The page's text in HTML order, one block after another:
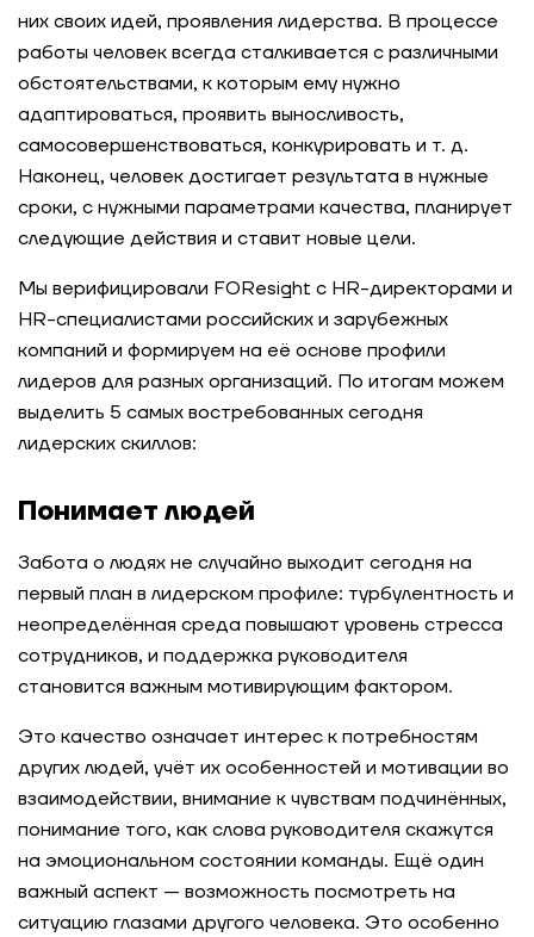
них своих идей, проявления лидерства. В процессе
работы человек всегда сталкивается с различными
обстоятельствами, к которым ему нужно
адаптироваться, проявить выносливость,
самосовершенствоваться, конкурировать и т. д.
Наконец, человек достигает результата в нужные
сроки, с нужными параметрами качества, планирует
следующие действия и ставит новые цели.
Мы верифицировали FOResight с HR-директорами и
HR-специалистами российских и зарубежных
компаний и формируем на её основе профили
лидеров для разных организаций. По итогам можем
выделить 5 самых востребованных сегодня
лидерских скиллов:
Понимает людей
Забота о людях не случайно выходит сегодня на
первый план в лидерском профиле: турбулентность и
неопределённая среда повышают уровень стресса
сотрудников, и поддержка руководителя
становится важным мотивирующим фактором.
Это качество означает интерес к потребностям
других людей, учёт их особенностей и мотивации во
взаимодействии, внимание к чувствам подчинённых,
понимание того, как слова руководителя скажутся
на эмоциональном состоянии команды. Ещё один
важный аспект — возможность посмотреть на
ситуацию глазами другого человека. Это особенно